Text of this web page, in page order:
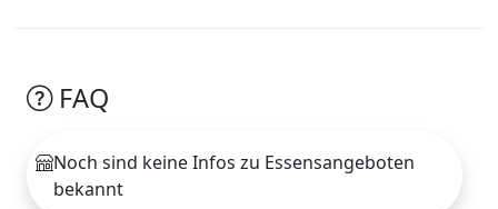
FAQ
Noch sind keine Infos zu Essensangeboten
bekannt